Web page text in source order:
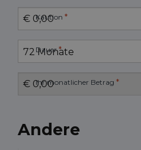
Kaution *
Dauer *
Ihr monatlicher Betrag *
Andere